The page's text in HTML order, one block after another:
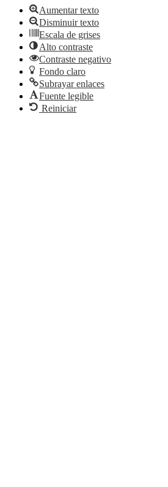
Aumentar texto
Disminuir texto
Escala de grises
Alto contraste
Contraste negativo
Fondo claro
Subrayar enlaces
Fuente legible
Reiniciar